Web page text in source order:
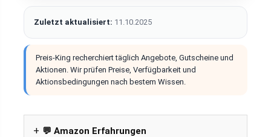
Zuletzt aktualisiert: 11.10.2025
Preis-King recherchiert täglich Angebote, Gutscheine und
Aktionen. Wir prüfen Preise, Verfügbarkeit und
Aktionsbedingungen nach bestem Wissen.
💬 Amazon Erfahrungen